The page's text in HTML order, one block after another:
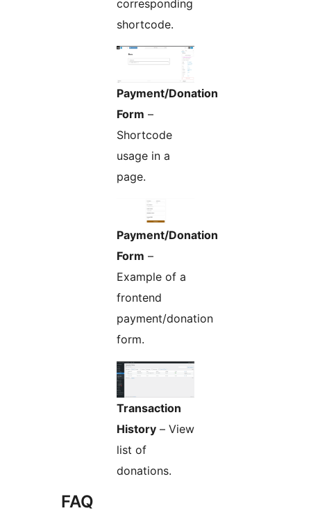
corresponding
shortcode.
Payment/Donation
Form –
Shortcode
usage in a
page.
Payment/Donation
Form –
Example of a
frontend
payment/donation
form.
Transaction
History – View
list of
donations.
FAQ